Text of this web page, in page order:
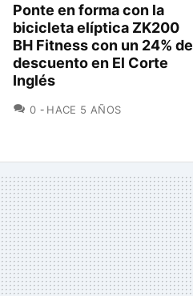
Ponte en forma con la
bicicleta elíptica ZK200
BH Fitness con un 24% de
descuento en El Corte
Inglés
0 COMENTARIOS
HACE 5 AÑOS